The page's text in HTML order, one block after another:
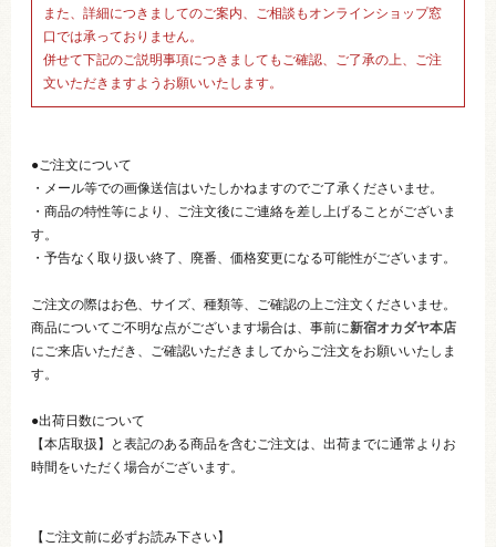
また、詳細につきましてのご案内、ご相談もオンラインショップ窓
口では承っておりません。
併せて下記のご説明事項につきましてもご確認、ご了承の上、ご注
文いただきますようお願いいたします。
●ご注文について
・メール等での画像送信はいたしかねますのでご了承くださいませ。
・商品の特性等により、ご注文後にご連絡を差し上げることがございま
す。
・予告なく取り扱い終了、廃番、価格変更になる可能性がございます。
ご注文の際はお色、サイズ、種類等、ご確認の上ご注文くださいませ。
商品についてご不明な点がございます場合は、事前に新宿オカダヤ本店
にご来店いただき、ご確認いただきましてからご注文をお願いいたしま
す。
●出荷日数について
【本店取扱】と表記のある商品を含むご注文は、出荷までに通常よりお
時間をいただく場合がございます。
【ご注文前に必ずお読み下さい】